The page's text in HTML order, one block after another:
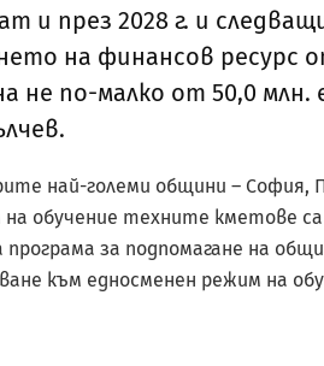
и през 2028 г. и
на финансов ресурс
не по-малко от 50,0 млн.
най-големи общини – София,
обучение техните кметове са
за подпомагане на
към едносменен режим на